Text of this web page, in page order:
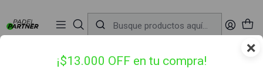
×
¡$13.000 OFF en tu compra!
📦 Envío Gratis desde $99.990 — Entrega en RM el mismo día🔥Compra
antes de las 12:00 hrs (día hábil) y recibe hoy mismo.